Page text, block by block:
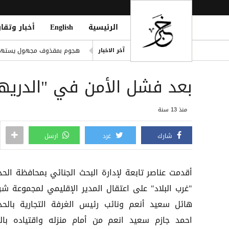
الرئيسية English أخبار
آخر الاخبار
هجوم بمقذوف مجهول
إصابة مواطن وزوجته بقصف
المقاومة الوطنية تستهدفبعد فشل الأمن في
منذ 13 سنة
شارك غرد ارسل
أقدمت عناصر تابعة لإدارة البحث الجنائي بمحافظة
"غرب البلاد" على اعتقال المدير الإقليمي لمجموعة
هائل سعيد أنعم ونائب رئيس الغرفة التجارية
احمد جازم سعيد انعم من أمام منزله واقتياده